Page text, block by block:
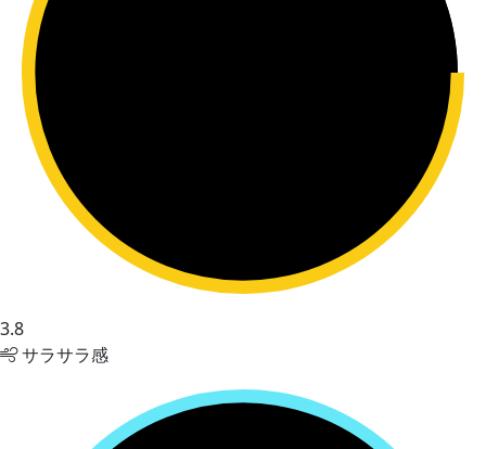
3.8
サラサラ感